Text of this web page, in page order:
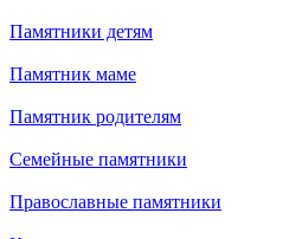
Памятники детям
Памятник маме
Памятник родителям
Семейные памятники
Православные памятники